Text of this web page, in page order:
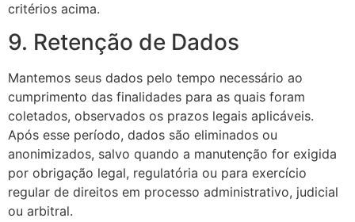
critérios acima.
9. Retenção de Dados
Mantemos seus dados pelo tempo necessário ao
cumprimento das finalidades para as quais foram
coletados, observados os prazos legais aplicáveis.
Após esse período, dados são eliminados ou
anonimizados, salvo quando a manutenção for exigida
por obrigação legal, regulatória ou para exercício
regular de direitos em processo administrativo, judicial
ou arbitral.